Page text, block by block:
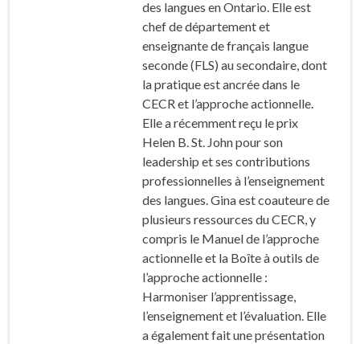
des langues en Ontario. Elle est
chef de département et
enseignante de français langue
seconde (FLS) au secondaire, dont
la pratique est ancrée dans le
CECR et l’approche actionnelle.
Elle a récemment reçu le prix
Helen B. St. John pour son
leadership et ses contributions
professionnelles à l’enseignement
des langues. Gina est coauteure de
plusieurs ressources du CECR, y
compris le Manuel de l’approche
actionnelleet la Boîte à outils de
l’approche actionnelle :
Harmoniser l’apprentissage,
l’enseignement et l’évaluation. Elle
a également fait une présentation